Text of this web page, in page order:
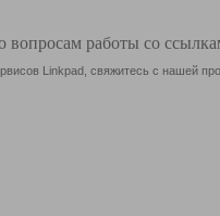
вопросам работы со
Linkpad, свяжитесь с нашей